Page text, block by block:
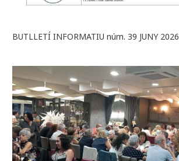
BUTLLETÍ INFORMATIU núm. 39 JUNY 2026